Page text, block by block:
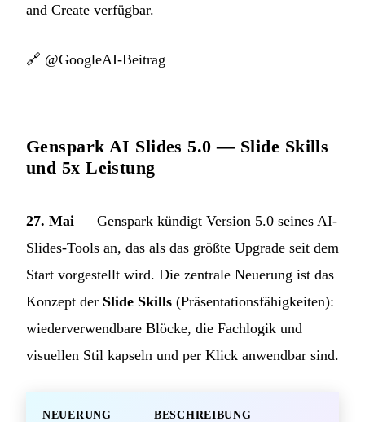
and Create verfügbar.
🔗 @GoogleAI-Beitrag
Genspark AI Slides 5.0 — Slide Skills
und 5x Leistung
27. Mai — Genspark kündigt Version 5.0 seines AI-
Slides-Tools an, das als das größte Upgrade seit dem
Start vorgestellt wird. Die zentrale Neuerung ist das
Konzept der Slide Skills (Präsentationsfähigkeiten):
wiederverwendbare Blöcke, die Fachlogik und
visuellen Stil kapseln und per Klick anwendbar sind.
NEUERUNG BESCHREIBUNG